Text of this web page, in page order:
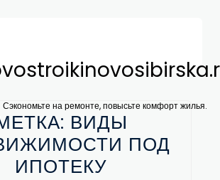
Сэкономьте на ремонте, повысьте комфорт жилья.
ВИДЫ
ПОД
ИПОТЕКУ